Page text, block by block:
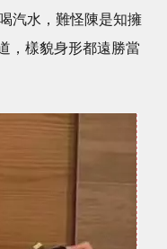
汽水，難怪陳是知擁
，樣貌身形都遠勝當